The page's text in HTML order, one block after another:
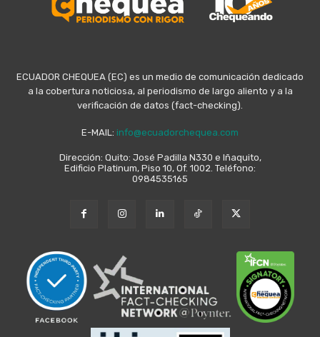
ECUADOR CHEQUEA (EC) es un medio de comunicación dedicado
a la cobertura noticiosa, al periodismo de largo aliento y a la
verificación de datos (fact-checking).
E-MAIL: info@ecuadorchequea.com
Dirección: Quito: José Padilla N330 e Iñaquito,
Edificio Platinum, Piso 10, Of. 1002. Teléfono:
0984535165